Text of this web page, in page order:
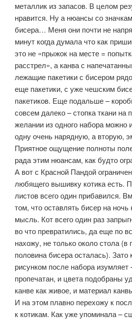
металлик из запасов. В целом
нравится. Ну а нюансы со
бисера… Меня они почти не
минут когда думала что как
это не «прыжок на месте =
расстрел», а канва с
лежащие пакетики с бисером
еще пакетики, с уже чешским
пакетиков. Еще подальше –
совсем далеко – стопка ткани на
желании из одного набора можно
одну очень нарядную, а вторую,
Приятное ощущение полноты
рада этим нюансам, как будто
А вот с Красной Пандой
любящего вышивку котика есть.
листов всего один прибавился.
том, что оставлять бисер на ночь
мысль. Кот всего один раз
во что превратились, да еще по
нахожу, не только около стола (в
половина бисера осталась). Зато
рисунком после набора
пропечатан, и цвета подобраны
канве как живое, и материал
И на этом плавно перехожу к
к котикам. Как уже упоминала –